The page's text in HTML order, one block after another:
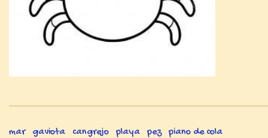
mar gaviota cangrejo playa pez piano de cola